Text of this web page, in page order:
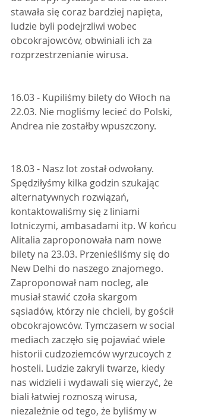
stawała się coraz bardziej napięta,
ludzie byli podejrzliwi wobec
obcokrajowców, obwiniali ich za
rozprzestrzenianie wirusa.
16.03 - Kupiliśmy bilety do Włoch na
22.03. Nie mogliśmy lecieć do Polski,
Andrea nie zostałby wpuszczony.
18.03 - Nasz lot został odwołany.
Spędziłyśmy kilka godzin szukając
alternatywnych rozwiązań,
kontaktowaliśmy się z liniami
lotniczymi, ambasadami itp. W końcu
Alitalia zaproponowała nam nowe
bilety na 23.03. Przenieśliśmy się do
New Delhi do naszego znajomego.
Zaproponował nam nocleg, ale
musiał stawić czoła skargom
sąsiadów, którzy nie chcieli, by gościł
obcokrajowców. Tymczasem w social
mediach zaczęło się pojawiać wiele
historii cudzoziemców wyrzucoych z
hosteli. Ludzie zakryli twarze, kiedy
nas widzieli i wydawali się wierzyć, że
biali łatwiej roznoszą wirusa,
niezależnie od tego, że byliśmy w